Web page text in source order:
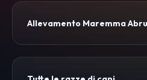
Allevamento Maremma